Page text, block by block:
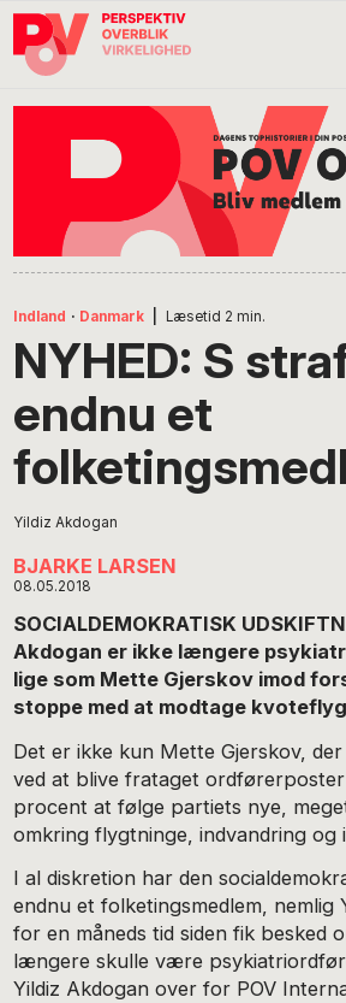
Gå
direkte
Skip
indhold
Gå
direkte
Indland · Danmark Læsetid 2 min.
NYHED: S
endnu et
Yildiz Akdogan
BJARKE LARSEN
08.05.2018
SOCIALDEMOKRATISK
Akdogan er ikke længere
lige som Mette Gjerskov imod
stoppe med at modtage
Det er ikke kun Mette Gjerskov,
ved at blive frataget
procent at følge partiets nye,
omkring flygtninge, indvandring og
I al diskretion har den
endnu et folketingsmedlem, nemlig
for en måneds tid siden fik besked
længere skulle være
Yildiz Akdogan over for POV